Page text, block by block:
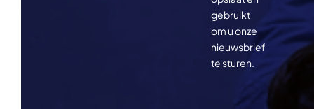
gebruikt
om u onze
nieuwsbrief
te sturen.